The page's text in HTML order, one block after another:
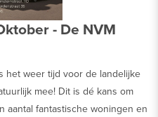
- De NVM
het weer tijd voor de landelijke
mee! Dit is dé kans om
aantal fantastische woningen en